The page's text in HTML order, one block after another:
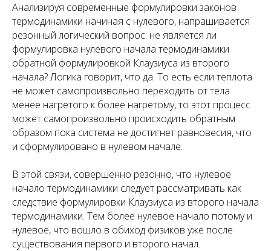
Анализируя современные формулировки законов
термодинамики начиная с нулевого, напрашивается
резонный логический вопрос: не является ли
формулировка нулевого начала термодинамики
обратной формулировкой Клаузиуса из второго
начала? Логика говорит, что да. То есть если теплота
не может самопроизвольно переходить от тела
менее нагретого к более нагретому, то этот процесс
может самопроизвольно происходить обратным
образом пока система не достигнет равновесия, что
и сформулировано в нулевом начале.
В этой связи, совершенно резонно, что нулевое
начало термодинамики следует рассматривать как
следствие формулировки Клаузиуса из второго начала
термодинамики. Тем более нулевое начало потому и
нулевое, что вошло в обиход физиков уже после
существования первого и второго начал.